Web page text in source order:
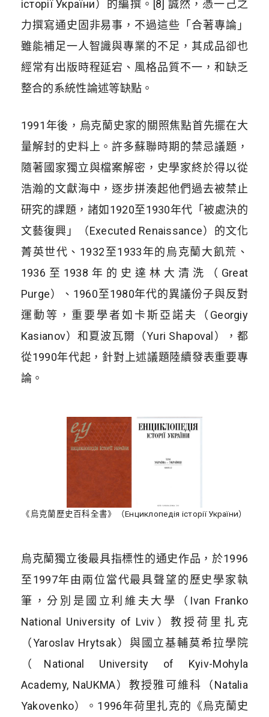
історії України）的編撰。[8] 誠然，憑一己之
力撰寫通史固非易事，不過這些「合著專論」
雖能補足一人智識與專業的不足，其成品卻也
經常有出版時程延宕、風格品質不一，和缺乏
整合的系統性論述等缺點。
1991年後，烏克蘭史家的關照焦點首先擺在大
量解封的史料上。許多蘇聯時期的禁忌議題，
隨著國家獨立與檔案解密，史學家終於得以從
浩瀚的文獻海中，逐步拼湊起他們過去被禁止
研究的課題，諸如1920至1930年代「被處決的
文藝復興」（Executed Renaissance）的文化
菁英世代、1932至1933年的烏克蘭大飢荒、
1936至1938年的史達林大清洗（Great
Purge）、1960至1980年代的異議份子與反對
運動等，重要學者如卡斯亞諾夫（Georgiy
Kasianov）和夏波瓦爾（Yuri Shapoval），都
從1990年代起，針對上述議題陸續發表重要專
論。
《烏克蘭歷史百科全書》（Енциклопедія історії України）
烏克蘭獨立後最具指標性的通史作品，於1996
至1997年由兩位當代最具聲望的歷史學家執
筆，分別是國立利維夫大學（Ivan Franko
National University of Lviv）教授荷里扎克
（Yaroslav Hrytsak）與國立基輔莫希拉學院
（National University of Kyiv-Mohyla
Academy, NaUKMA）教授雅可維科（Natalia
Yakovenko）。1996年荷里扎克的《烏克蘭史